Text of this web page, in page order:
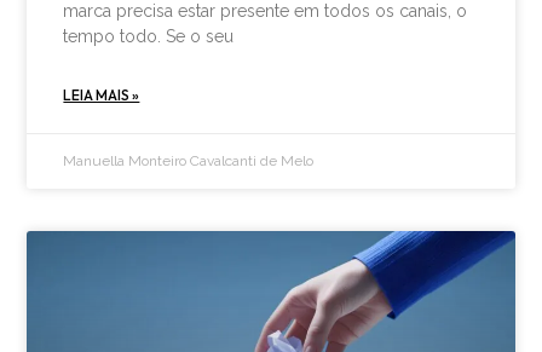
marca precisa estar presente em todos os canais, o
tempo todo. Se o seu
LEIA MAIS »
Manuella Monteiro Cavalcanti de Melo